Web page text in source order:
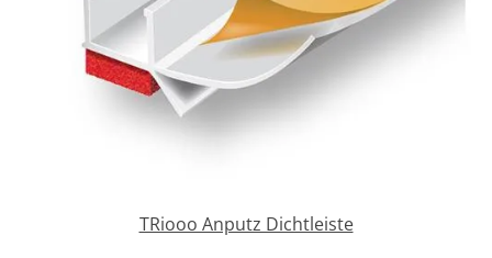
Zäune & Tore
Garagentore
TRiooo Anputz Dichtleiste